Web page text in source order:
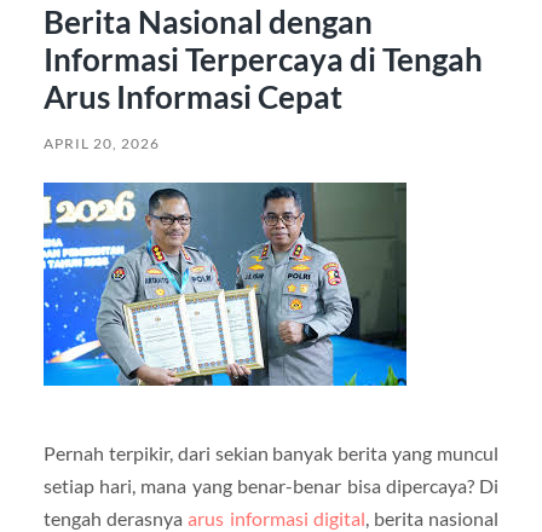
Berita Nasional dengan
Informasi Terpercaya di Tengah
Arus Informasi Cepat
APRIL 20, 2026
Pernah terpikir, dari sekian banyak berita yang muncul
setiap hari, mana yang benar-benar bisa dipercaya? Di
tengah derasnyaarus informasi digital, berita nasional